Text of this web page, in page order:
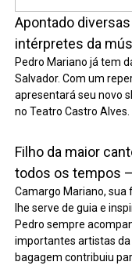
Apontado
intérpretes da
Pedro Mariano já tem
Salvador. Com um
apresentará seu novo
no Teatro Castro Alves.
Filho da maior
todos os tempos
Camargo Mariano,
lhe serve de guia e
Pedro sempre
importantes artistas da
bagagem contribuiu